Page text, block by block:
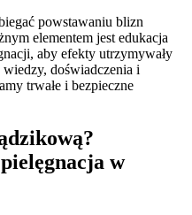
powstawaniu blizn
elementem jest edukacja
aby efekty utrzymywały
wiedzy, doświadczenia i
trwałe i bezpieczne
w